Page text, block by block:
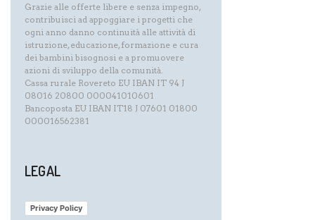
Grazie alle offerte libere e senza impegno,
contribuisci ad appoggiare i progetti che
ogni anno danno continuità alle attività di
istruzione, educazione, formazione e cura
dei bambini bisognosi e a promuovere
azioni di sviluppo della comunità.
Cassa rurale Rovereto EU IBAN IT 94 J
08016 20800 000041010601
Bancoposta EU IBAN IT18 J 07601 01800
000016562381
LEGAL
Privacy Policy